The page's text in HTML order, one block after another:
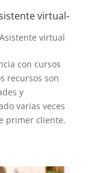
virtual-
Asistente virtual
con cursos
recursos son
y
varias veces
primer cliente.